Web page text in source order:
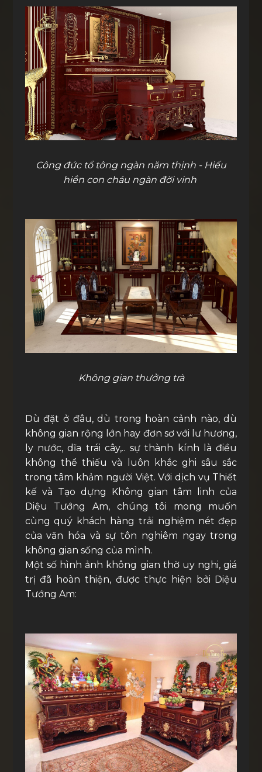
Công đức tổ tông ngàn năm thịnh - Hiếu
hiền con cháu ngàn đời vinh
Không gian thưởng trà
Dù đặt ở đâu, dù trong hoàn cảnh nào, dù
không gian rộng lớn hay đơn sơ với lư hương,
ly nước, dĩa trái cây,.. sự thành kính là điều
không thể thiếu và luôn khắc ghi sâu sắc
trong tâm khảm người Việt. Với dịch vụ Thiết
kế và Tạo dựng Không gian tâm linh của
Diệu Tướng Am, chúng tôi mong muốn
cùng quý khách hàng trải nghiệm nét đẹp
của văn hóa và sự tôn nghiêm ngay trong
không gian sống của mình.
Một số hình ảnh không gian thờ uy nghi, giá
trị đã hoàn thiện, được thực hiện bởi Diệu
Tướng Am: